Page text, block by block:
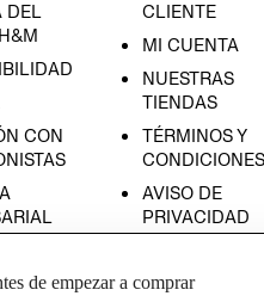
DEL
CON
CLIENTE
MI CUENTA
NUESTRAS
TIENDAS
TÉRMINOS Y
CONDICIONES
AVISO DE
PRIVACIDAD
AVISO DE
de empezar a comprar